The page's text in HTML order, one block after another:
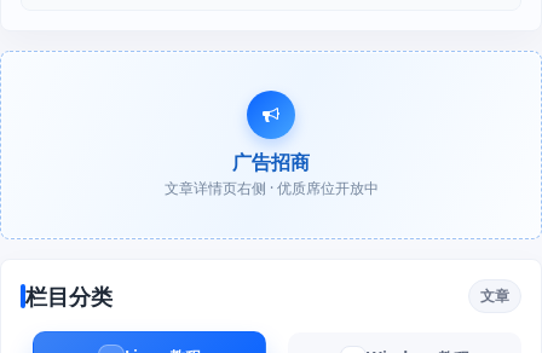
广告招商
文章详情页右侧 · 优质席位开放中
栏目分类 文章